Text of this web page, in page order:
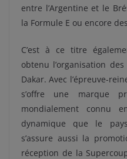
entre l’Argentine et le
la Formule E ou encore
C’est à ce titre
obtenu l’organisation
Dakar. Avec l’épreuve-
s’offre une marque
mondialement connu
dynamique que le
s’assure aussi la
réception de la